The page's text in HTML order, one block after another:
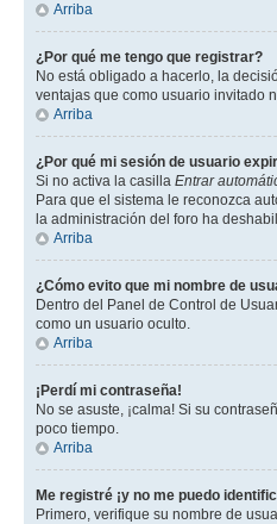
Arriba
¿Por qué me tengo que registrar?
No está obligado a hacerlo, la
ventajas que como usuario invitado
Arriba
¿Por qué mi sesión de usuario
Si no activa la casilla Entrar
Para que el sistema le reconozca
la administración del foro ha
Arriba
¿Cómo evito que mi nombre de
Dentro del Panel de Control de
como un usuario oculto.
Arriba
¡Perdí mi contraseña!
No se asuste, ¡calma! Si su
poco tiempo.
Arriba
Me registré ¡y no me puedo
Primero, verifique su nombre de